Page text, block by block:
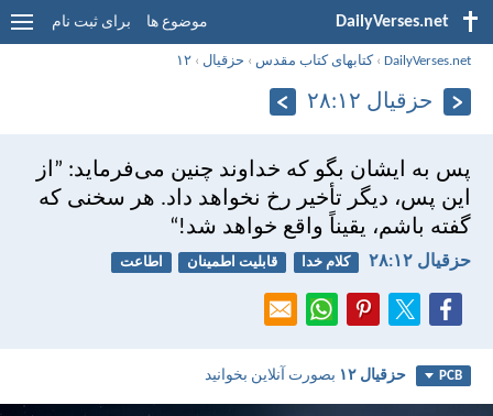
DailyVerses.net موضوع ها برای ثبت نام
DailyVerses.net
›کتابهای کتاب مقدس › حزقيال ›۱۲
حزقيال ۱۲:‏۲۸
پس به ايشان بگو كه خداوند چنين می‌فرمايد: ”از
اين پس، ديگر تأخير رخ نخواهد داد. هر سخنی كه
گفته باشم، يقيناً واقع خواهد شد!“
حزقيال ۱۲:‏۲۸ کلام خدا قابلیت اطمینان اطاعت
PCB حزقيال ۱۲ بصورت آنلاین بخوانید